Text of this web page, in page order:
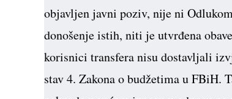
objavljen javni poziv, nije ni
donošenje istih, niti je utvrđena
korisnici transfera nisu dostavljali
stav 4. Zakona o budžetima u FBiH.